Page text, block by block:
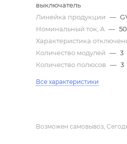
выключатель
Линейка продукции —
Номинальный ток, A — 50
Характеристика
Количество модулей — 3
Количество полюсов — 3
Все характеристики
Возможен самовывоз,